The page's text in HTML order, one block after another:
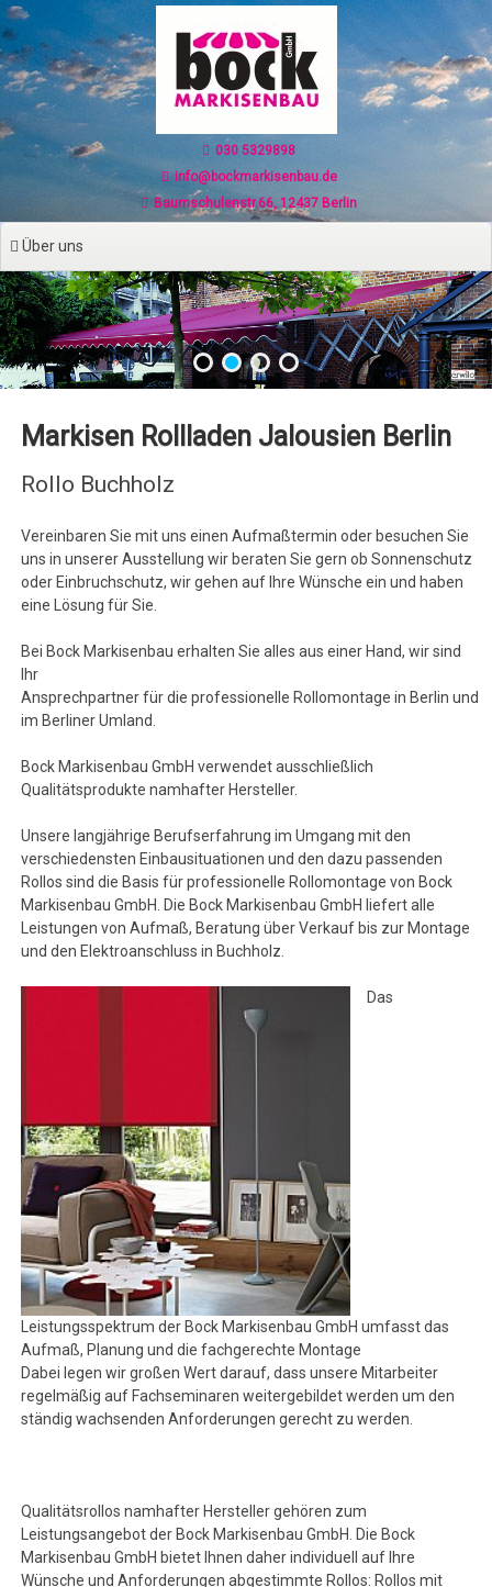
Zum
Inhalt
springen
030 5329898
info@bockmarkisenbau.de
Baumschulenstr.66, 12437 Berlin
Über uns
Markisen Rollladen Jalousien Berlin
Rollo Buchholz
Vereinbaren Sie mit uns einen Aufmaßtermin oder besuchen Sie
uns in unserer Ausstellung wir beraten Sie gern ob Sonnenschutz
oder Einbruchschutz, wir gehen auf Ihre Wünsche ein und haben
eine Lösung für Sie.
Bei Bock Markisenbau erhalten Sie alles aus einer Hand, wir sind
Ihr
Ansprechpartner für die professionelle Rollomontage in Berlin und
im Berliner Umland.
Bock Markisenbau GmbH verwendet ausschließlich
Qualitätsprodukte namhafter Hersteller.
Unsere langjährige Berufserfahrung im Umgang mit den
verschiedensten Einbausituationen und den dazu passenden
Rollos sind die Basis für professionelle Rollomontage von Bock
Markisenbau GmbH. Die Bock Markisenbau GmbH liefert alle
Leistungen von Aufmaß, Beratung über Verkauf bis zur Montage
und den Elektroanschluss in Buchholz.
Das
Leistungsspektrum der Bock Markisenbau GmbH umfasst das
Aufmaß, Planung und die fachgerechte Montage
Dabei legen wir großen Wert darauf, dass unsere Mitarbeiter
regelmäßig auf Fachseminaren weitergebildet werden um den
ständig wachsenden Anforderungen gerecht zu werden.
Qualitätsrollos namhafter Hersteller gehören zum
Leistungsangebot der Bock Markisenbau GmbH. Die Bock
Markisenbau GmbH bietet Ihnen daher individuell auf Ihre
Wünsche und Anforderungen abgestimmte Rollos: Rollos mit